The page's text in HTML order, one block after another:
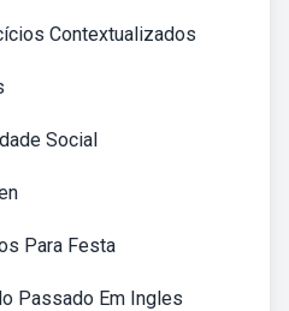
Contextualizados
Social
Para Festa
Passado Em Ingles